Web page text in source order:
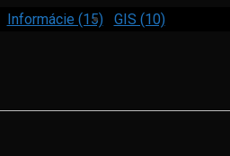
Informácie (15) GIS (10)